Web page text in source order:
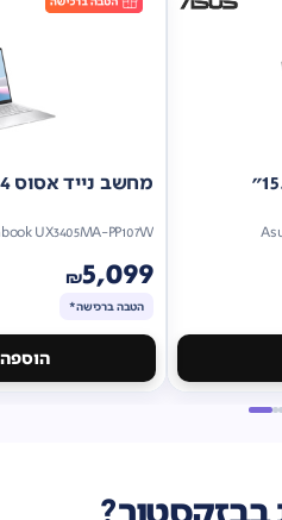
מחשב נייד אסוס 14"
UX3405MA-PP107W
₪5,099
הטבה ברכישה*